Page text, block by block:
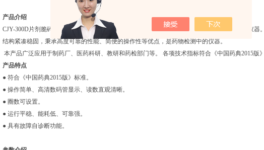
产品介绍
CJY-300D片剂脆碎度测定仪是用于测量片剂药物稳定性、滚扎碰撞性及其他物理强度的专用 仪器。
结构紧凑稳固，秉承高度可靠的性能、简便的操作性等优点，是药物检测中的仪器。
本产品广泛应用于制药厂、医药科研、教研和药检部门等。 各项技术指标符合《中国药典2015版》
产品特点
● 符合《中国药典2015版》标准。
● 操作简单、高清数码管显示、读数直观清晰。
● 圈数可设置。
● 运行平稳、能耗低、可靠强。
● 具有故障自诊断功能。